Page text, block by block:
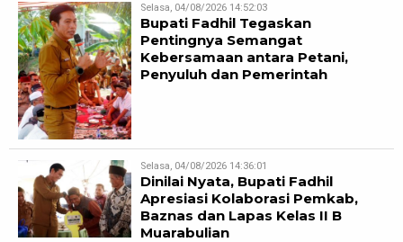
Selasa, 04/08/2026 14:52:03
Bupati Fadhil Tegaskan
Pentingnya Semangat
Kebersamaan antara Petani,
Penyuluh dan Pemerintah
Selasa, 04/08/2026 14:36:01
Dinilai Nyata, Bupati Fadhil
Apresiasi Kolaborasi Pemkab,
Baznas dan Lapas Kelas II B
Muarabulian